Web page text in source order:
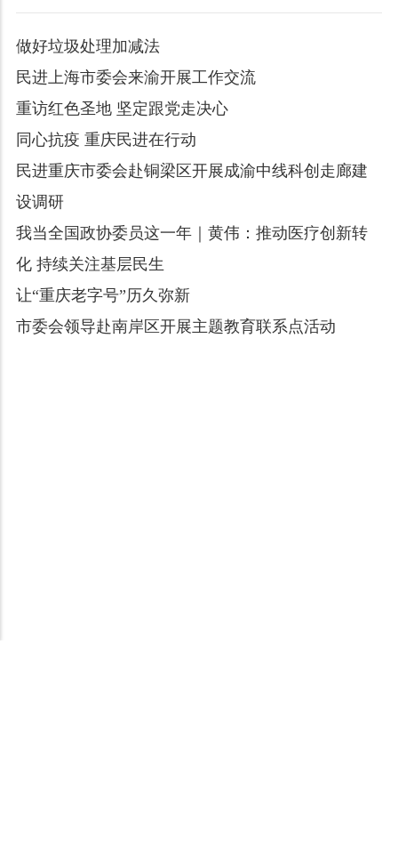
做好垃圾处理加减法
民进上海市委会来渝开展工作交流
重访红色圣地 坚定跟党走决心
同心抗疫 重庆民进在行动
民进重庆市委会赴铜梁区开展成渝中线科创走廊建
设调研
我当全国政协委员这一年｜黄伟：推动医疗创新转
化 持续关注基层民生
让“重庆老字号”历久弥新
市委会领导赴南岸区开展主题教育联系点活动